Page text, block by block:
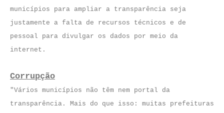
municípios para ampliar a transparência seja
justamente a falta de recursos técnicos e de
pessoal para divulgar os dados por meio da
internet.
Corrupção
"Vários municípios não têm nem portal da
transparência. Mais do que isso: muitas prefeituras